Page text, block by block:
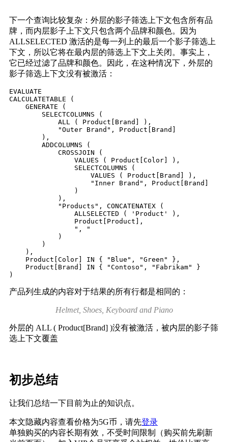
下一个查询比较复杂：外层的影子筛选上下文包含所有品
牌，而内层影子上下文只包含两个品牌和颜色。因为
ALLSELECTED 激活的是每一列上的最后一个影子筛选上
下文，所以它将在最内层的筛选上下文上关闭。事实上，
它已经过滤了品牌和颜色。因此，在这种情况下，外层的
影子筛选上下文没有被激活：
EVALUATE
CALCULATETABLE (
    GENERATE (
        SELECTCOLUMNS (
            ALL ( Product[Brand] ),
            "Outer Brand", Product[Brand]
        ),
        ADDCOLUMNS (
            CROSSJOIN (
                VALUES ( Product[Color] ),
                SELECTCOLUMNS (
                    VALUES ( Product[Brand] ),
                    "Inner Brand", Product[Brand]
                )
            ),
            "Products", CONCATENATEX (
                ALLSELECTED ( 'Product' ),
                Product[Product],
                ", "
            )
        )
    ),
    Product[Color] IN { "Blue", "Green" },
    Product[Brand] IN { "Contoso", "Fabrikam" }
)
产品列生成的内容对于结果的所有行都是相同的：
Helmet, Shoes, Keyboard and Piano
外层的 ALL ( Product[Brand] )没有被激活，被内层的影子筛
选上下文覆盖
初步总结
让我们总结一下目前为止的知识点。
本文隐藏内容查看价格为5G币，请先登录
单独购买的内容长期有效，不受时间限制（购买前先刷新